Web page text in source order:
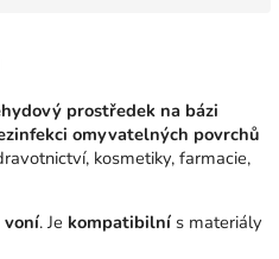
prostředek na bázi
omyvatelných povrchů
kosmetiky, farmacie,
voní. Je kompatibilní s materiály